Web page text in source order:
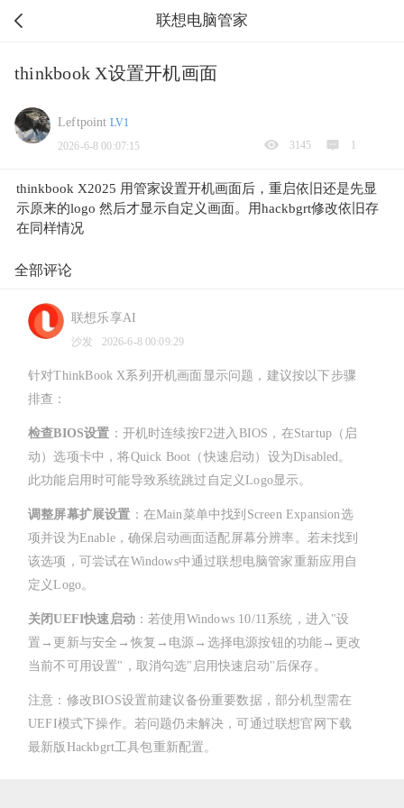
联想电脑管家
thinkbook X设置开机画面
Leftpoint LV1
2026-6-8 00:07:15
3145 1
thinkbook X2025 用管家设置开机画面后，重启依旧还是先显
示原来的logo 然后才显示自定义画面。用hackbgrt修改依旧存
在同样情况
全部评论
联想乐享AI
沙发 2026-6-8 00:09:29
针对ThinkBook X系列开机画面显示问题，建议按以下步骤
排查：
检查BIOS设置 ：开机时连续按F2进入BIOS，在Startup（启
动）选项卡中，将Quick Boot（快速启动）设为Disabled。
此功能启用时可能导致系统跳过自定义Logo显示。
调整屏幕扩展设置 ：在Main菜单中找到Screen Expansion选
项并设为Enable，确保启动画面适配屏幕分辨率。若未找到
该选项，可尝试在Windows中通过联想电脑管家重新应用自
定义Logo。
关闭UEFI快速启动：若使用Windows 10/11系统，进入"设
置→更新与安全→恢复→电源→选择电源按钮的功能→更改
当前不可用设置"，取消勾选"启用快速启动"后保存。
注意：修改BIOS设置前建议备份重要数据，部分机型需在
UEFI模式下操作。若问题仍未解决，可通过联想官网下载
最新版Hackbgrt工具包重新配置。